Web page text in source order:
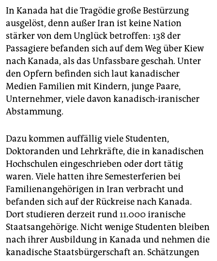
In Kanada hat die Tragödie große Bestürzung
ausgelöst, denn außer Iran ist keine Nation
stärker von dem Unglück betroffen: 138 der
Passagiere befanden sich auf dem Weg über Kiew
nach Kanada, als das Unfassbare geschah. Unter
den Opfern befinden sich laut kanadischer
Medien Familien mit Kindern, junge Paare,
Unternehmer, viele davon kanadisch-iranischer
Abstammung.
Dazu kommen auffällig viele Studenten,
Doktoranden und Lehrkräfte, die in kanadischen
Hochschulen eingeschrieben oder dort tätig
waren. Viele hatten ihre Semesterferien bei
Familienangehörigen in Iran verbracht und
befanden sich auf der Rückreise nach Kanada.
Dort studieren derzeit rund 11.000 iranische
Staatsangehörige. Nicht wenige Studenten bleiben
nach ihrer Ausbildung in Kanada und nehmen die
kanadische Staatsbürgerschaft an. Schätzungen